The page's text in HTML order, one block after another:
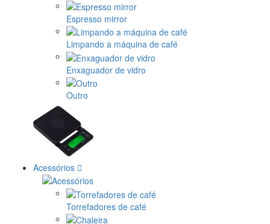
Espresso mirror
Limpando a máquina de café
Enxaguador de vidro
Outro
Acessórios
Torrefadores de café